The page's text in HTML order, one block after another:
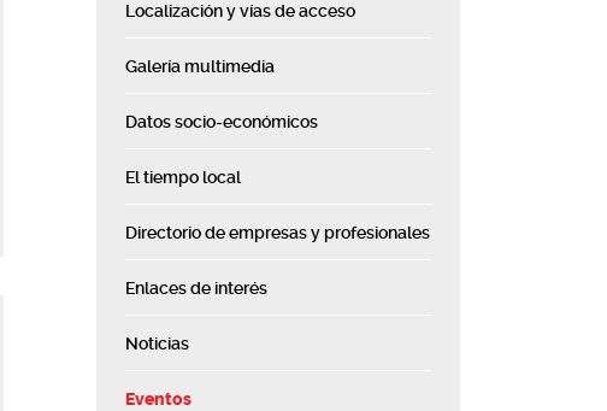
Localización y vías de acceso
Galería multimedia
Datos socio-económicos
El tiempo local
Directorio de empresas y profesionales
Enlaces de interés
Noticias
Eventos